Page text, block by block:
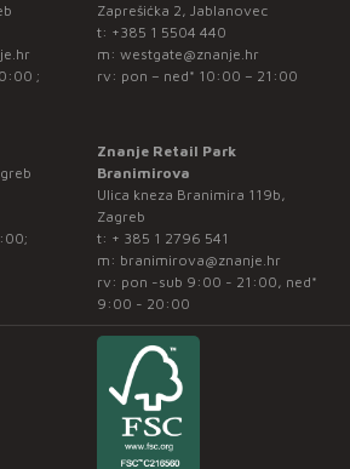
;
Zaprešićka 2, Jablanovec
t: +385 1 5504 440
m: westgate@znanje.hr
rv: pon – ned* 10:00 – 21:00
Znanje Retail Park
Branimirova
Ulica kneza Branimira 119b,
Zagreb
t: + 385 1 2796 541
m: branimirova@znanje.hr
rv: pon -sub 9:00 - 21:00, ned*
9:00 - 20:00